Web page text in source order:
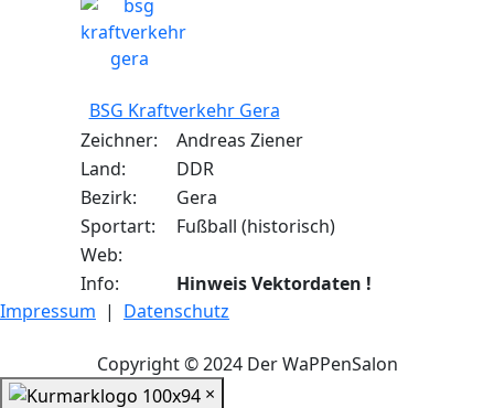
BSG Kraftverkehr Gera
Zeichner:
Andreas Ziener
Land:
DDR
Bezirk:
Gera
Sportart:
Fußball (historisch)
Web:
Info:
Hinweis Vektordaten !
Impressum | Datenschutz
Copyright © 2024 Der WaPPenSalon
×